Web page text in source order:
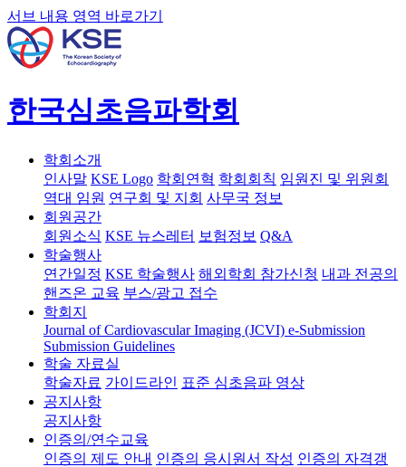
서브 내용 영역 바로가기
한국심초음파학회
학회소개
인사말 KSE Logo 학회연혁 학회회칙 임원진 및 위원회
역대 임원 연구회 및 지회 사무국 정보
회원공간
회원소식 KSE 뉴스레터 보험정보 Q&A
학술행사
연간일정 KSE 학술행사 해외학회 참가신청 내과 전공의
핸즈온 교육 부스/광고 접수
학회지
Journal of Cardiovascular Imaging (JCVI) e-Submission
Submission Guidelines
학술 자료실
학술자료 가이드라인 표준 심초음파 영상
공지사항
공지사항
인증의/연수교육
인증의 제도 안내 인증의 응시원서 작성 인증의 자격갱